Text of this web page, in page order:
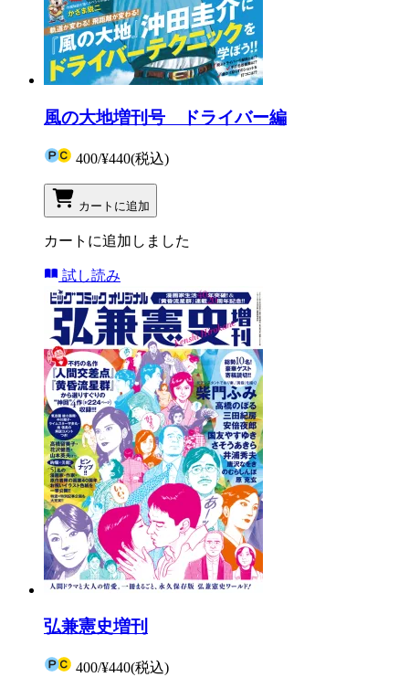
風の大地増刊号 ドライバー編
400/¥440(税込)
カートに追加
カートに追加しました
試し読み
弘兼憲史増刊
400/¥440(税込)